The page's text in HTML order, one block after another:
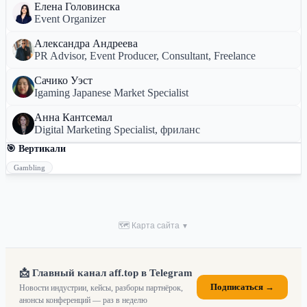
Елена Головинска
Event Organizer
Александра Андреева
PR Advisor, Event Producer, Consultant, Freelance
Сачико Уэст
Igaming Japanese Market Specialist
Анна Кантсемал
Digital Marketing Specialist, фриланс
🎯 Вертикали
Gambling
🗺 Карта сайта ▼
📩 Главный канал aff.top в Telegram
Новости индустрии, кейсы, разборы партнёрок,
анонсы конференций — раз в неделю
Подписаться →